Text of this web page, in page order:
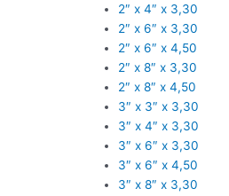
2″ x 4″ x 3,30
2″ x 6″ x 3,30
2″ x 6″ x 4,50
2″ x 8″ x 3,30
2″ x 8″ x 4,50
3″ x 3″ x 3,30
3″ x 4″ x 3,30
3″ x 6″ x 3,30
3″ x 6″ x 4,50
3″ x 8″ x 3,30